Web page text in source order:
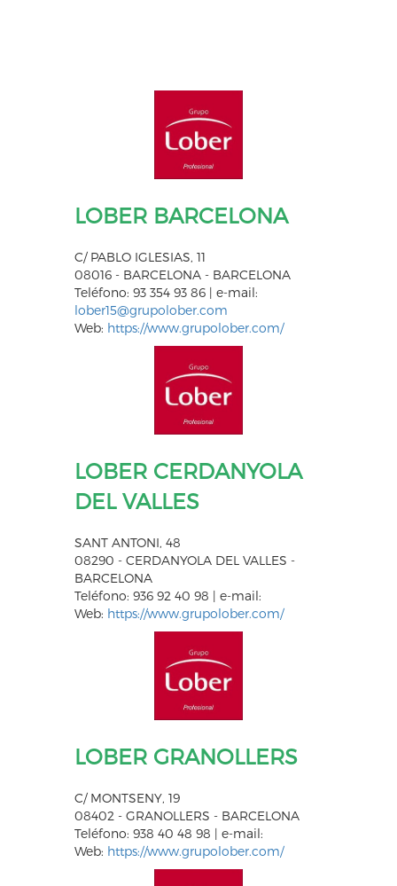
LOBER BARCELONA
C/ PABLO IGLESIAS, 11
08016 - BARCELONA - BARCELONA
Teléfono: 93 354 93 86 | e-mail:
lober15@grupolober.com
Web: https://www.grupolober.com/
LOBER CERDANYOLA
DEL VALLES
SANT ANTONI, 48
08290 - CERDANYOLA DEL VALLES -
BARCELONA
Teléfono: 936 92 40 98 | e-mail:
Web: https://www.grupolober.com/
LOBER GRANOLLERS
C/ MONTSENY, 19
08402 - GRANOLLERS - BARCELONA
Teléfono: 938 40 48 98 | e-mail:
Web: https://www.grupolober.com/